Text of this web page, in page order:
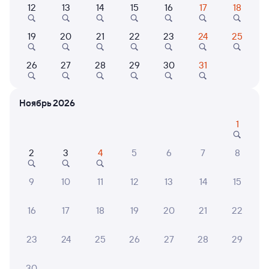
Выберите дату
364С Проходящий 7,6
Саратов-1 Пасс.
Саратов
в Челябинск
20:14 01:33
1 д 4 ч 19 м в пути
Дни следования ближайшие: 8, 10, 12 августа Маршрут
Плацкарт Купе
12 13 14 15 16 17 18
19 20 21 22 23 24 25
26 27 28 29 30 31
Ноябрь 2026
1
2 3 4 5 6 7 8
9 10 11 12 13 14 15
16 17 18 19 20 21 22
23 24 25 26 27 28 29